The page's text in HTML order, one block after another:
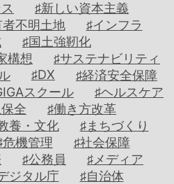
♯新しい資本主義
者不明土地
♯インフラ
♯国土強靭化
構想
♯サステナビリティ
♯DX
♯経済安全保障
スクール
♯ヘルスケア
全
♯働き方改革
養・文化
♯まちづくり
危機管理
♯社会保障
♯公務員
♯メディア
ジタル庁 ♯自治体